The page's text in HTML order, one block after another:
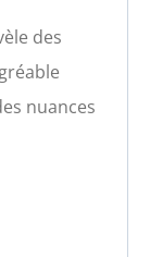
des
nuances